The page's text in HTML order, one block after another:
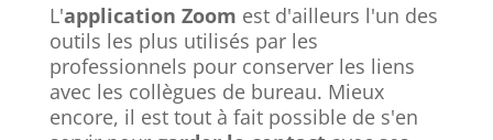
L'application Zoom est d'ailleurs l'un des
outils les plus utilisés par les
professionnels pour conserver les liens
avec les collègues de bureau. Mieux
encore, il est tout à fait possible de s'en